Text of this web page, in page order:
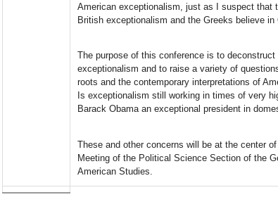
American exceptionalism, just as I suspect that
British exceptionalism and the Greeks believe in
The purpose of this conference is to
exceptionalism and to raise a variety of
roots and the contemporary interpretations of
Is exceptionalism still working in times of very
Barack Obama an exceptional president in
These and other concerns will be at the center of
Meeting of the Political Science Section of the
American Studies.